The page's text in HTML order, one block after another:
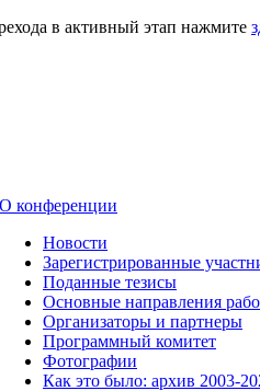
в активный этап нажмите
О конференции
Новости
Зарегистрированные
Поданные тезисы
Основные направления
Организаторы и партнеры
Программный комитет
Фотографии
Как это было: архив 2003-